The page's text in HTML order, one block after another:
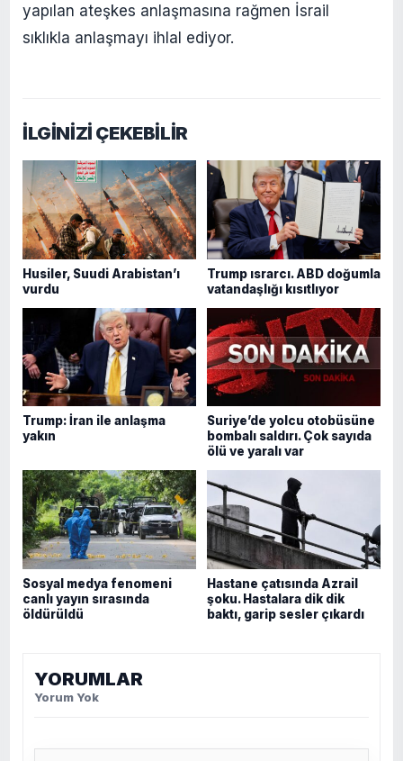
yapılan ateşkes anlaşmasına rağmen İsrail
sıklıkla anlaşmayı ihlal ediyor.
İLGİNİZİ ÇEKEBİLİR
Husiler, Suudi Arabistan’ı
vurdu
Trump ısrarcı. ABD doğumla
vatandaşlığı kısıtlıyor
Trump: İran ile anlaşma
yakın
Suriye’de yolcu otobüsüne
bombalı saldırı. Çok sayıda
ölü ve yaralı var
Sosyal medya fenomeni
canlı yayın sırasında
öldürüldü
Hastane çatısında Azrail
şoku. Hastalara dik dik
baktı, garip sesler çıkardı
YORUMLAR
Yorum Yok